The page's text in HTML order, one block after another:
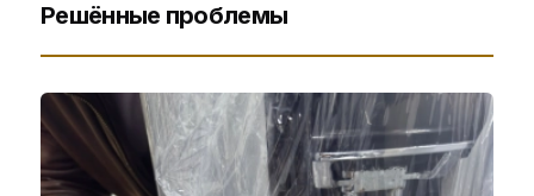
Решённые проблемы